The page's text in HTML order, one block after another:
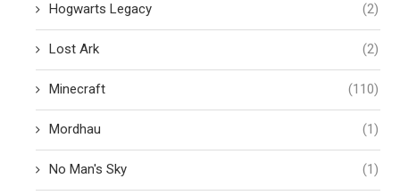
Hogwarts Legacy (2)
Lost Ark (2)
Minecraft (110)
Mordhau (1)
No Man's Sky (1)